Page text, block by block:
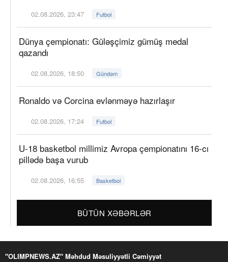
02.08.2026, 23:47 Futbol
Dünya çempionatı: Güləşçimiz gümüş medal
qazandı
02.08.2026, 18:50 Gündəm
Ronaldo və Corcina evlənməyə hazırlaşır
02.08.2026, 17:24 Futbol
U-18 basketbol millimiz Avropa çempionatını 16-cı
pillədə başa vurub
02.08.2026, 16:55 Basketbol
BÜTÜN XƏBƏRLƏR
"OLIMPNEWS.AZ" Məhdud Məsuliyyətli Cəmiyyət